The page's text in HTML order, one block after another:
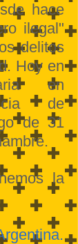
hace
ilegal"
delitos
Hoy en
en
de
de 31
la